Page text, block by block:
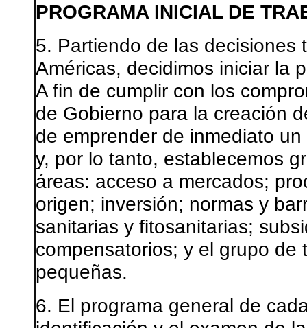
PROGRAMA INICIAL DE
5. Partiendo de las decisiones
Américas, decidimos iniciar la
A fin de cumplir con los
de Gobierno para la creación
de emprender de inmediato
y, por lo tanto, establecemos
áreas: acceso a mercados;
origen; inversión; normas y
sanitarias y fitosanitarias;
compensatorios; y el grupo
pequeñas.
6. El programa general de